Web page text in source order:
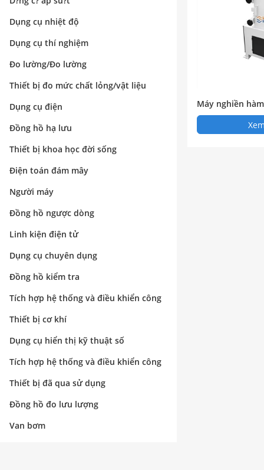
Dụng cụ nhiệt độ
Dụng cụ thí nghiệm
Đo lường/Đo lường
Thiết bị đo mức chất lỏng/vật liệu
Dụng cụ điện
Đồng hồ hạ lưu
Thiết bị khoa học đời sống
Điện toán đám mây
Người máy
Đồng hồ ngược dòng
Linh kiện điện tử
Dụng cụ chuyên dụng
Đồng hồ kiểm tra
Tích hợp hệ thống và điều khiển công
nghiệp
Thiết bị cơ khí
Dụng cụ hiển thị kỹ thuật số
Tích hợp hệ thống và điều khiển công
nghiệp
Thiết bị đã qua sử dụng
Đồng hồ đo lưu lượng
Van bơm
Máy nghiền